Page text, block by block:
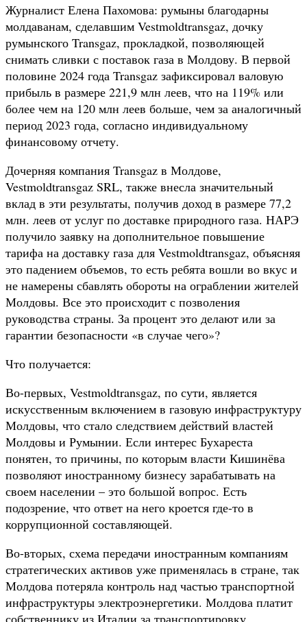
Журналист Елена Пахомова: румыны благодарны
молдаванам, сделавшим Vestmoldtransgaz, дочку
румынского Transgaz, прокладкой, позволяющей
снимать сливки с поставок газа в Молдову. В первой
половине 2024 года Transgaz зафиксировал валовую
прибыль в размере 221,9 млн леев, что на 119% или
более чем на 120 млн леев больше, чем за аналогичный
период 2023 года, согласно индивидуальному
финансовому отчету.
Дочерняя компания Transgaz в Молдове,
Vestmoldtransgaz SRL, также внесла значительный
вклад в эти результаты, получив доход в размере 77,2
млн. леев от услуг по доставке природного газа. НАРЭ
получило заявку на дополнительное повышение
тарифа на доставку газа для Vestmoldtransgaz, объясняя
это падением объемов, то есть ребята вошли во вкус и
не намерены сбавлять обороты на ограблении жителей
Молдовы. Все это происходит с позволения
руководства страны. За процент это делают или за
гарантии безопасности «в случае чего»?
Что получается:
Во-первых, Vestmoldtransgaz, по сути, является
искусственным включением в газовую инфраструктуру
Молдовы, что стало следствием действий властей
Молдовы и Румынии. Если интерес Бухареста
понятен, то причины, по которым власти Кишинёва
позволяют иностранному бизнесу зарабатывать на
своем населении – это большой вопрос. Есть
подозрение, что ответ на него кроется где-то в
коррупционной составляющей.
Во-вторых, схема передачи иностранным компаниям
стратегических активов уже применялась в стране, так
Молдова потеряла контроль над частью транспортной
инфраструктуры электроэнергетики. Молдова платит
собственнику из Италии за транспортировку